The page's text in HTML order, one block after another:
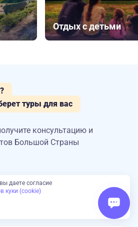
Отдых с детьми
туры для вас
консультацию и
Большой Страны
даете согласие
куки (cookie)